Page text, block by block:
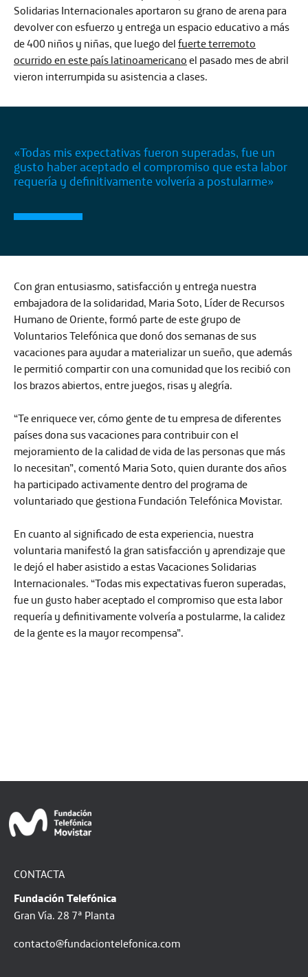
Solidarias Internacionales aportaron su grano de arena para
devolver con esfuerzo y entrega un espacio educativo a más
de 400 niños y niñas, que luego del fuerte terremoto
ocurrido en este país latinoamericano el pasado mes de abril
vieron interrumpida su asistencia a clases.
«Todas mis expectativas fueron superadas, fue un
gusto haber aceptado el compromiso que esta labor
requería y definitivamente volvería a postularme»
Con gran entusiasmo, satisfacción y entrega nuestra
embajadora de la solidaridad, Maria Soto, Líder de Recursos
Humano de Oriente, formó parte de este grupo de
Voluntarios Telefónica que donó dos semanas de sus
vacaciones para ayudar a materializar un sueño, que además
le permitió compartir con una comunidad que los recibió con
los brazos abiertos, entre juegos, risas y alegría.
“Te enriquece ver, cómo gente de tu empresa de diferentes
países dona sus vacaciones para contribuir con el
mejoramiento de la calidad de vida de las personas que más
lo necesitan”, comentó Maria Soto, quien durante dos años
ha participado activamente dentro del programa de
voluntariado que gestiona Fundación Telefónica Movistar.
En cuanto al significado de esta experiencia, nuestra
voluntaria manifestó la gran satisfacción y aprendizaje que
le dejó el haber asistido a estas Vacaciones Solidarias
Internacionales. “Todas mis expectativas fueron superadas,
fue un gusto haber aceptado el compromiso que esta labor
requería y definitivamente volvería a postularme, la calidez
de la gente es la mayor recompensa”.
CONTACTA
Fundación Telefónica
Gran Vía. 28 7ª Planta
contacto@fundaciontelefonica.com